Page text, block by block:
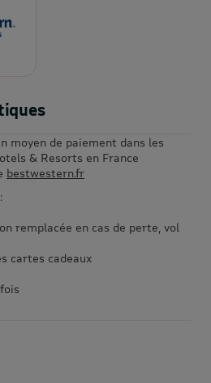
moyen de paiement dans les
& Resorts en France
bestwestern.fr
remplacée en cas de perte, vol
cartes cadeaux